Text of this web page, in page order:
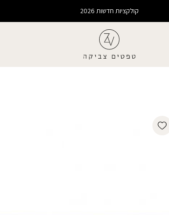
קולקציות חדשות 2026
Add wishlist